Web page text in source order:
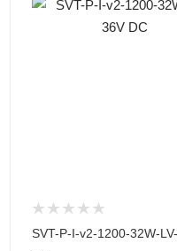
SVT-P-I-v2-1200-32W-